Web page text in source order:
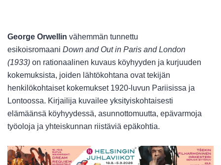
George Orwellin vähemmän tunnettu
esikoisromaani Down and Out in Paris and London
(1933) on rationaalinen kuvaus köyhyyden ja kurjuuden
kokemuksista, joiden lähtökohtana ovat tekijän
henkilökohtaiset kokemukset 1920-luvun Pariisissa ja
Lontoossa. Kirjailija kuvailee yksityiskohtaisesti
elämäänsä köyhyydessä, asunnottomuutta, epävarmoja
työoloja ja yhteiskunnan riistäviä epäkohtia.